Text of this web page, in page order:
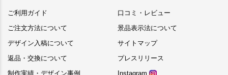
ご利用ガイド
ご注文方法について
デザイン入稿について
返品・交換について
制作実績・デザイン事例
口コミ・レビュー
景品表示法について
サイトマップ
プレスリリース
Instagram